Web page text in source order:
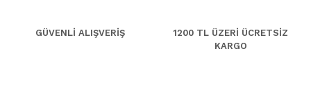
GÜVENLİ ALIŞVERİŞ
1200 TL ÜZERİ ÜCRETSİZ
KARGO